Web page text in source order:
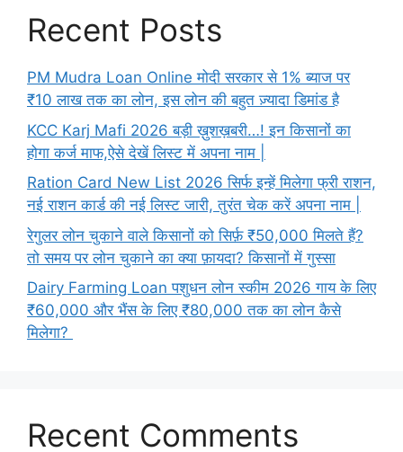
Recent Posts
PM Mudra Loan Online मोदी सरकार से 1% ब्याज पर
₹10 लाख तक का लोन, इस लोन की बहुत ज़्यादा डिमांड है
KCC Karj Mafi 2026 बड़ी ख़ुशख़बरी…! इन किसानों का
होगा कर्ज माफ,ऐसे देखें लिस्ट में अपना नाम |
Ration Card New List 2026 सिर्फ इन्हें मिलेगा फ्री राशन,
नई राशन कार्ड की नई लिस्ट जारी, तुरंत चेक करें अपना नाम |
रेगुलर लोन चुकाने वाले किसानों को सिर्फ़ ₹50,000 मिलते हैं?
तो समय पर लोन चुकाने का क्या फ़ायदा? किसानों में गुस्सा
Dairy Farming Loan पशुधन लोन स्कीम 2026 गाय के लिए
₹60,000 और भैंस के लिए ₹80,000 तक का लोन कैसे
मिलेगा?
Recent Comments